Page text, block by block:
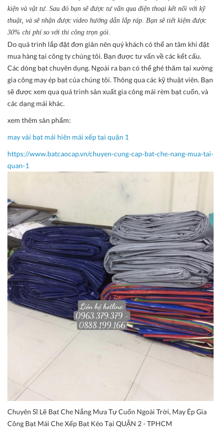
kiện và vật tư. Sau đó bạn sẽ được tư vấn qua điện thoại kết nối với kỹ
thuật, và sẽ nhận được video hướng dẫn lắp ráp. Bạn sẽ tiết kiệm được
30% chi phí so với thi công trọn gói.
Do quá trình lắp đặt đơn giản nên quý khách có thể an tâm khi đặt
mua hàng tại công ty chúng tôi. Bạn được tư vấn về các kết cấu.
Các dòng bạt chuyên dụng. Ngoài ra bạn có thể ghé thăm tại xưởng
gia công may ép bạt của chúng tôi. Thông qua các kỹ thuật viên. Bạn
sẽ được xem qua quá trình sản xuất gia công mái rèm bạt cuốn, và
các dạng mái khác.
xem thêm sản phẩm:
may vải bạt mái hiên mái xếptại quận 1
https://www.batcaocap.vn/chuyen-cung-cap-bat-che-nang-mua-tai-
quan-1
Chuyên Sĩ Lẽ Bạt Che Nắng Mưa Tự Cuốn Ngoài Trời, May Ép Gia
Công Bạt Mái Che Xếp Bạt Kéo Tại QUẬN 2 - TPHCM